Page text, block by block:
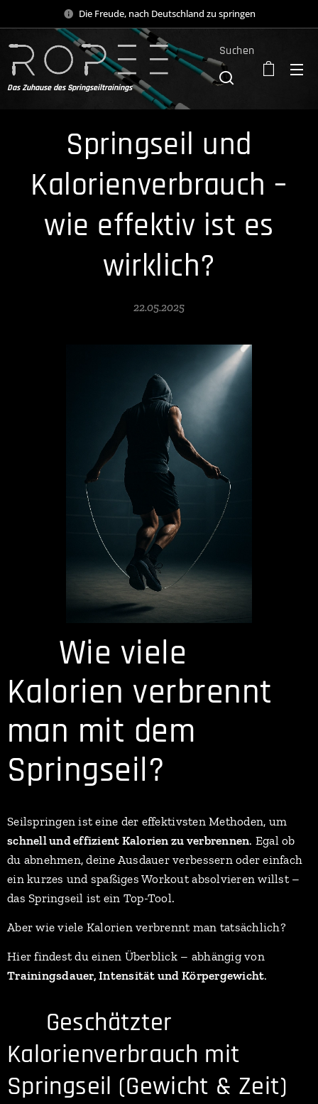
Die Freude, nach Deutschland zu springen
Das Zuhause des Springseiltrainings
Suchen
Springseil und
Kalorienverbrauch –
wie effektiv ist es
wirklich?
22.05.2025
🏃‍♂️ Wie viele
Kalorien verbrennt
man mit dem
Springseil?
Seilspringen ist eine der effektivsten Methoden, um
schnell und effizient Kalorien zu verbrennen. Egal ob
du abnehmen, deine Ausdauer verbessern oder einfach
ein kurzes und spaßiges Workout absolvieren willst –
das Springseil ist ein Top-Tool.
Aber wie viele Kalorien verbrennt man tatsächlich?
Hier findest du einen Überblick – abhängig von
Trainingsdauer, Intensität und Körpergewicht.
🔥 Geschätzter
Kalorienverbrauch mit
Springseil (Gewicht & Zeit)